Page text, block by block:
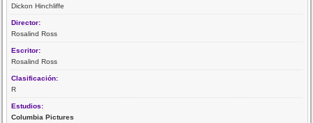
Dickon Hinchliffe
Director:
Rosalind Ross
Escritor:
Rosalind Ross
Clasificación:
R
Estudios:
Columbia Pictures